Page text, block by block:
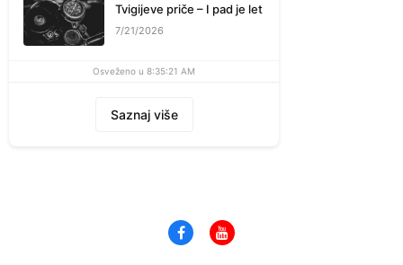
Tvigijeve priče – I pad je let
7/21/2026
Osveženo u 8:35:21 AM
Saznaj više